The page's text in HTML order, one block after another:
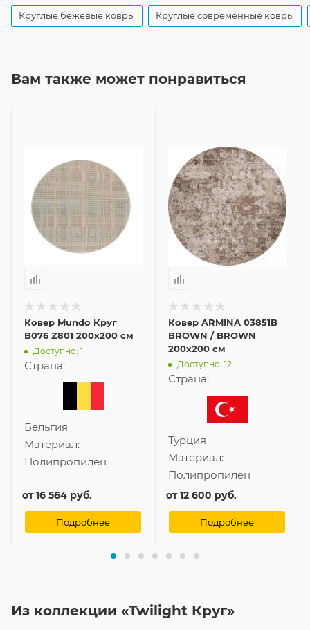
Круглые бежевые ковры Круглые современные ковры
Вам также может понравиться
Ковер Mundo Круг
B076 Z801 200x200 см
Доступно: 1
Страна:
Бельгия
Материал:
Полипропилен
от16 564 руб.
Подробнее
Ковер ARMINA 03851B
BROWN / BROWN
200x200 см
Доступно: 12
Страна:
Турция
Материал:
Полипропилен
от12 600 руб.
Подробнее
Из коллекции «Twilight Круг»